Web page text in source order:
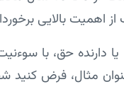
اهمیت بالایی
حق، با
مثال، فرض کنید